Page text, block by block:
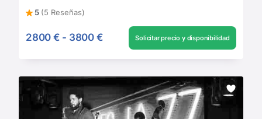
5 (5 Reseñas)
2800 € - 3800 € Solicitar precio y disponibilidad